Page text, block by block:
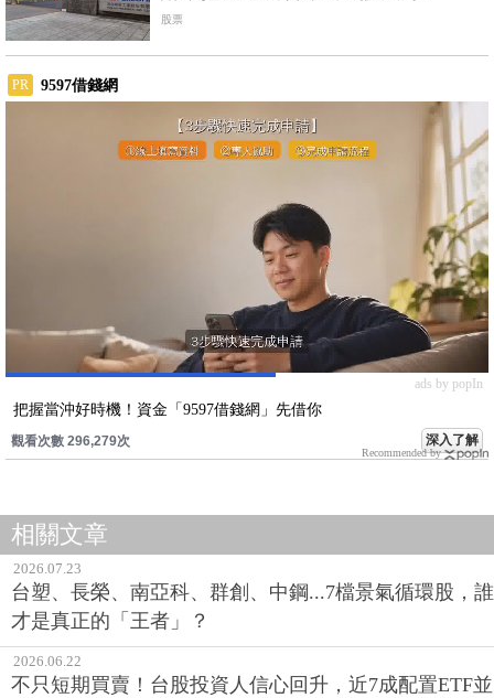
股票
PR 9597借錢網
ads by popIn
把握當沖好時機！資金「9597借錢網」先借你
觀看次數 296,279次 深入了解
Recommended by
相關文章
2026.07.23
台塑、長榮、南亞科、群創、中鋼...7檔景氣循環股，誰
才是真正的「王者」？
2026.06.22
不只短期買賣！台股投資人信心回升，近7成配置ETF並